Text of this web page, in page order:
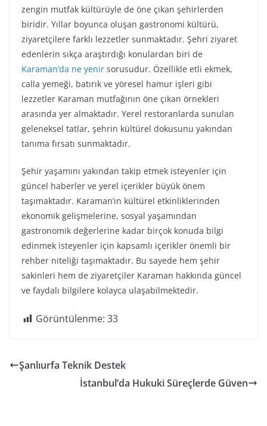
zengin mutfak kültürüyle de öne çıkan şehirlerden
biridir. Yıllar boyunca oluşan gastronomi kültürü,
ziyaretçilere farklı lezzetler sunmaktadır. Şehri ziyaret
edenlerin sıkça araştırdığı konulardan biri de
Karaman’da ne yenir sorusudur. Özellikle etli ekmek,
calla yemeği, batırık ve yöresel hamur işleri gibi
lezzetler Karaman mutfağının öne çıkan örnekleri
arasında yer almaktadır. Yerel restoranlarda sunulan
geleneksel tatlar, şehrin kültürel dokusunu yakından
tanıma fırsatı sunmaktadır.
Şehir yaşamını yakından takip etmek isteyenler için
güncel haberler ve yerel içerikler büyük önem
taşımaktadır. Karaman’ın kültürel etkinliklerinden
ekonomik gelişmelerine, sosyal yaşamından
gastronomik değerlerine kadar birçok konuda bilgi
edinmek isteyenler için kapsamlı içerikler önemli bir
rehber niteliği taşımaktadır. Bu sayede hem şehir
sakinleri hem de ziyaretçiler Karaman hakkında güncel
ve faydalı bilgilere kolayca ulaşabilmektedir.
Görüntülenme: 33
Şanlıurfa Teknik Destek
İstanbul’da Hukuki Süreçlerde Güven